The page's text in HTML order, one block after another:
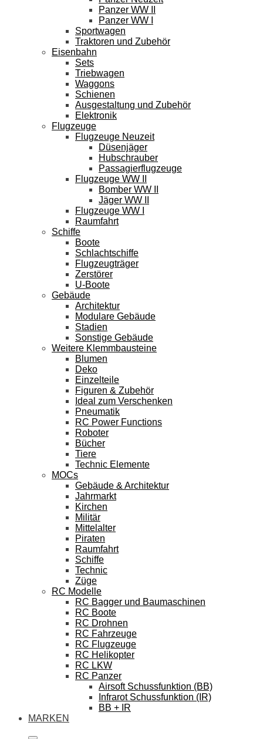
Panzer WW II
Panzer WW I
Sportwagen
Traktoren und Zubehör
Eisenbahn
Sets
Triebwagen
Waggons
Schienen
Ausgestaltung und Zubehör
Elektronik
Flugzeuge
Flugzeuge Neuzeit
Düsenjäger
Hubschrauber
Passagierflugzeuge
Flugzeuge WW II
Bomber WW II
Jäger WW II
Flugzeuge WW I
Raumfahrt
Schiffe
Boote
Schlachtschiffe
Flugzeugträger
Zerstörer
U-Boote
Gebäude
Architektur
Modulare Gebäude
Stadien
Sonstige Gebäude
Weitere Klemmbausteine
Blumen
Deko
Einzelteile
Figuren & Zubehör
Ideal zum Verschenken
Pneumatik
RC Power Functions
Roboter
Bücher
Tiere
Technic Elemente
MOCs
Gebäude & Architektur
Jahrmarkt
Kirchen
Militär
Mittelalter
Piraten
Raumfahrt
Schiffe
Technic
Züge
RC Modelle
RC Bagger und Baumaschinen
RC Boote
RC Drohnen
RC Fahrzeuge
RC Flugzeuge
RC Helikopter
RC LKW
RC Panzer
Airsoft Schussfunktion (BB)
Infrarot Schussfunktion (IR)
BB + IR
MARKEN